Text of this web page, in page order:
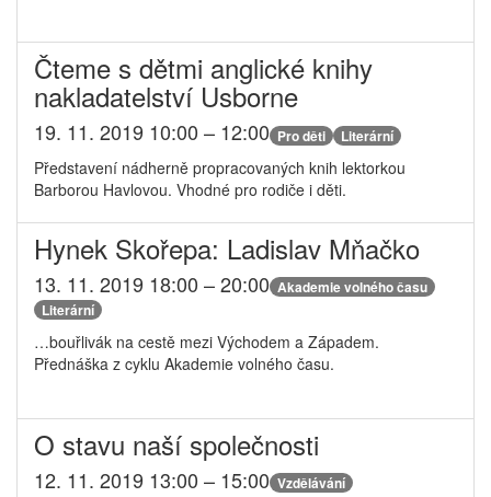
Čteme s dětmi anglické knihy
nakladatelství Usborne
19. 11. 2019 10:00 – 12:00 Pro děti Literární
Představení nádherně propracovaných knih lektorkou
Barborou Havlovou. Vhodné pro rodiče i děti.
Hynek Skořepa: Ladislav Mňačko
13. 11. 2019 18:00 – 20:00 Akademie volného času
Literární
…bouřlivák na cestě mezi Východem a Západem.
Přednáška z cyklu Akademie volného času.
O stavu naší společnosti
12. 11. 2019 13:00 – 15:00 Vzdělávání